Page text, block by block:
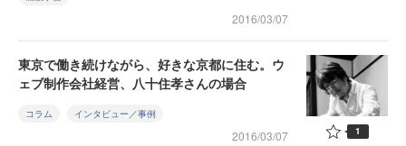
2016/03/07
東京で働き続けながら、好きな京都に住む。ウ
ェブ制作会社経営、八十住孝さんの場合
コラム インタビュー／事例
2016/03/07 1